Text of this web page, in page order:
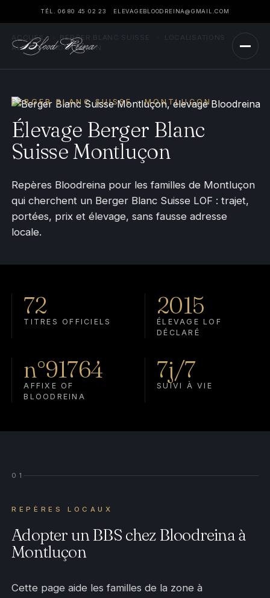
TÉL. 06 80 45 02 23 ELEVAGEBLOODREINA@GMAIL.COM
ACCUEIL BERGER BLANC SUISSE
›
ALLIER
› MONTLUÇON
BERGER BLANC SUISSE · MONTLUÇON
Élevage Berger Blanc
Suisse Montluçon
Repères Bloodreina pour les familles de Montluçon
qui cherchent un Berger Blanc Suisse LOF : trajet,
portées, prix et élevage, sans fausse adresse
locale.
72
TITRES OFFICIELS
2015
ÉLEVAGE LOF
DÉCLARÉ
n°91764
AFFIXE OF
BLOODREINA
7j/7
SUIVI À VIE
01
REPÈRES LOCAUX
Adopter un BBS chez Bloodreina à
Montluçon
Cette page aide les familles de la zone à